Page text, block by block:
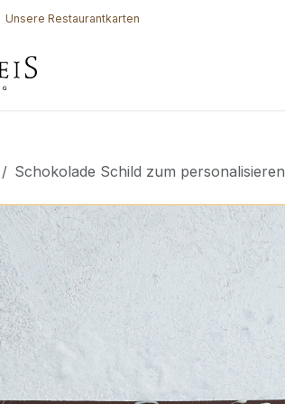
Unsere Restaurantkarten
Schokolade Schild zum personalisieren